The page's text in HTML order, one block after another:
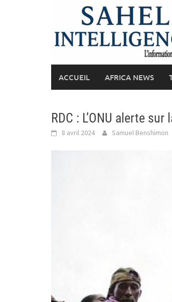
ACCUEIL AFRICA NEWS
RDC : L’ONU alerte
8 avril 2024 Samuel Benshimon